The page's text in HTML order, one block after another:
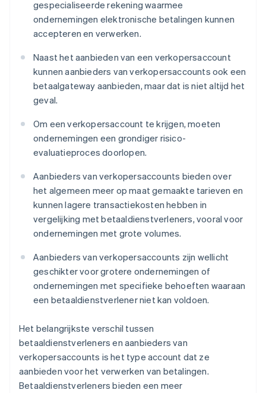
gespecialiseerde rekening waarmee
ondernemingen elektronische betalingen kunnen
accepteren en verwerken.
Naast het aanbieden van een verkopersaccount
kunnen aanbieders van verkopersaccounts ook een
betaalgateway aanbieden, maar dat is niet altijd het
geval.
Om een verkopersaccount te krijgen, moeten
ondernemingen een grondiger risico-
evaluatieproces doorlopen.
Aanbieders van verkopersaccounts bieden over
het algemeen meer op maat gemaakte tarieven en
kunnen lagere transactiekosten hebben in
vergelijking met betaaldienstverleners, vooral voor
ondernemingen met grote volumes.
Aanbieders van verkopersaccounts zijn wellicht
geschikter voor grotere ondernemingen of
ondernemingen met specifieke behoeften waaraan
een betaaldienstverlener niet kan voldoen.
Het belangrijkste verschil tussen
betaaldienstverleners en aanbieders van
verkopersaccounts is het type account dat ze
aanbieden voor het verwerken van betalingen.
Betaaldienstverleners bieden een meer